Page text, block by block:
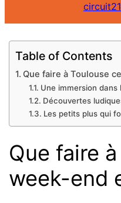
circuit
Table of Contents
Que faire à Toulouse
Une immersion
Découvertes
Les petits plus qui
Que faire
week-end